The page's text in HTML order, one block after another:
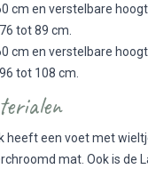
cm en verstelbare
tot 89 cm.
cm en verstelbare
tot 108 cm.
heeft een voet met
mat. Ook is de